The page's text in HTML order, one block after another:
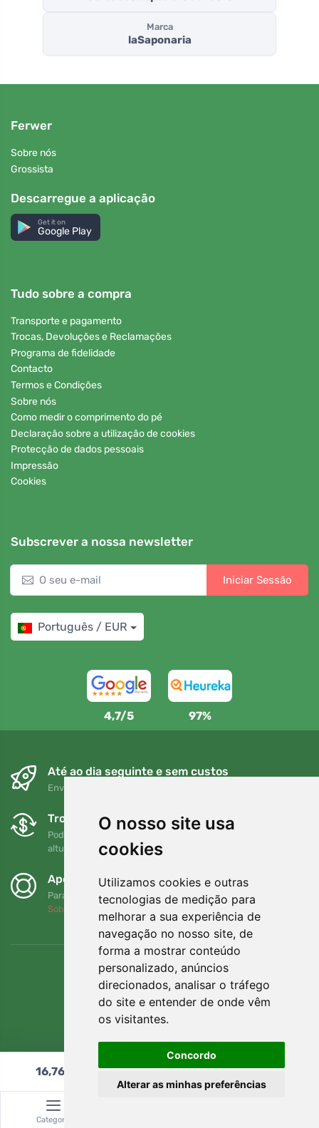
O nosso site usa
cookies
Utilizamos cookies e outras
tecnologias de medição para
melhorar a sua experiência de
navegação no nosso site, de
forma a mostrar conteúdo
personalizado, anúncios
direcionados, analisar o tráfego
do site e entender de onde vêm
os visitantes.
Concordo
Alterar as minhas preferências
Marca
laSaponaria
Ferwer
Sobre nós
Grossista
Descarregue a aplicação
Get it on
Google Play
Tudo sobre a compra
Transporte e pagamento
Trocas, Devoluções e Reclamações
Programa de fidelidade
Contacto
Termos e Condições
Sobre nós
Como medir o comprimento do pé
Declaração sobre a utilização de cookies
Protecção de dados pessoais
Impressão
Cookies
Subscrever a nossa newsletter
Iniciar Sessão
Português / EUR
4,7/5 97%
Até ao dia seguinte e sem custos
Envio gratuito para encomendas superiores a 80 EUR
Trocas e devoluções gratuitas
Pode devolver ou trocar a sua encomenda em qualquer
altura no prazo de 90 dias
Apoiamos a Trees.org
Para cada encomenda plantamos uma árvore! Leia mais
Sobre nós
16,76 Adicionar ao carrinho
Categoria